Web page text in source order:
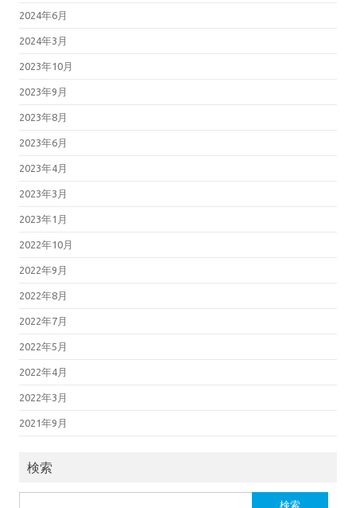
2024年6月
2024年3月
2023年10月
2023年9月
2023年8月
2023年6月
2023年4月
2023年3月
2023年1月
2022年10月
2022年9月
2022年8月
2022年7月
2022年5月
2022年4月
2022年3月
2021年9月
検索